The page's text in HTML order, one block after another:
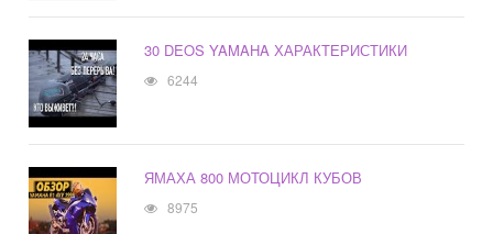
30 DEOS YAMAHA ХАРАКТЕРИСТИКИ
6244
ЯМАХА 800 МОТОЦИКЛ КУБОВ
8975